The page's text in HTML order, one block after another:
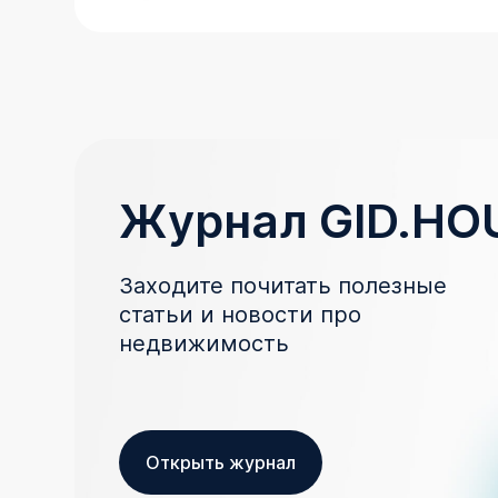
Журнал
Заходите почитать полезные
статьи и новости про
недвижимость
Открыть журнал